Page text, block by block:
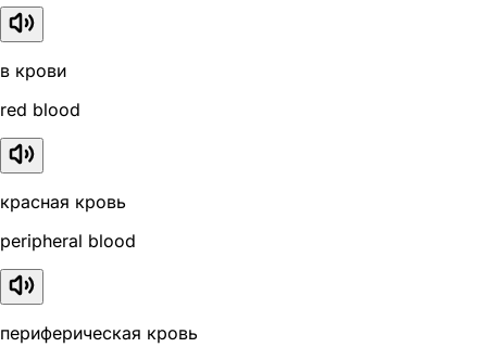
в крови
red blood
красная кровь
peripheral blood
периферическая кровь